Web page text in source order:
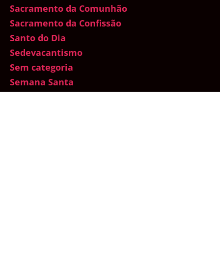
Sacramento da Comunhão
Sacramento da Confissão
Santo do Dia
Sedevacantismo
Sem categoria
Semana Santa